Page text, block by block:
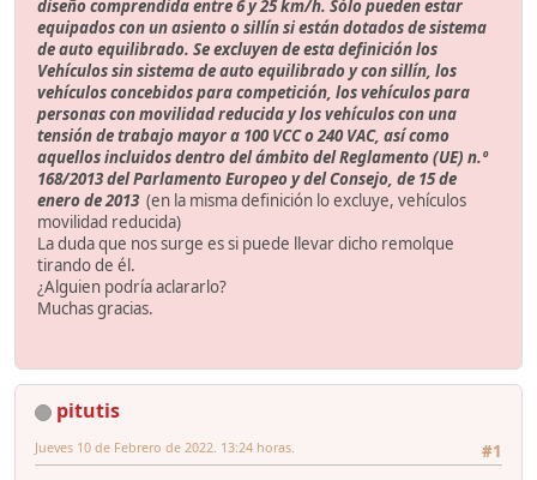
diseño comprendida entre 6 y 25 km/h. Sólo pueden estar
equipados con un asiento o sillín si están dotados de sistema
de auto equilibrado. Se excluyen de esta definición los
Vehículos sin sistema de auto equilibrado y con sillín, los
vehículos concebidos para competición, los vehículos para
personas con movilidad reducida y los vehículos con una
tensión de trabajo mayor a 100 VCC o 240 VAC, así como
aquellos incluidos dentro del ámbito del Reglamento (UE) n.º
168/2013 del Parlamento Europeo y del Consejo, de 15 de
enero de 2013 (en la misma definición lo excluye, vehículos
movilidad reducida)
La duda que nos surge es si puede llevar dicho remolque
tirando de él.
¿Alguien podría aclararlo?
Muchas gracias.
pitutis
#1
Jueves 10 de Febrero de 2022. 13:24 horas.